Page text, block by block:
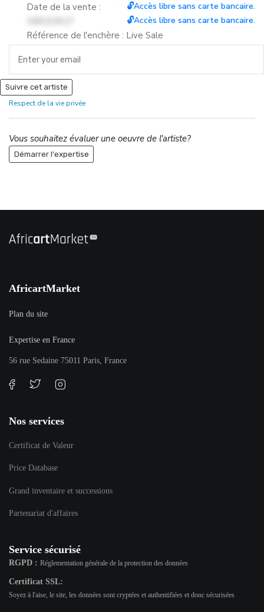
🔓Accès libre sans carte bancaire.
Date de la vente :
🔓Accès libre sans carte bancaire.
Référence de l'enchère : Live Sale
Suivre cet artiste
Respect de la vie privée
Vous souhaitez évaluer une oeuvre de l'artiste?
Démarrer l'expertise
AfricartMarket
Plan du site
Expertise en France
56 rue Sedaine 75011 Paris, France
Nos services
Certificat de Valeur
Price Database
Grand inventaire et successions
Partenariat d'affaires
Service sécurisé
RGPD : Réglementation générale de la protection des données
Certificat SSL:
Soyez à l'aise, le site, les données sont cryptées et authentifiées et donc sécurisées